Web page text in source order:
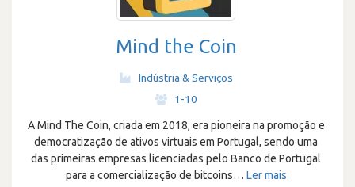
Mind the Coin
Indústria & Serviços
1-10
A Mind The Coin, criada em 2018, era pioneira na promoção e
democratização de ativos virtuais em Portugal, sendo uma
das primeiras empresas licenciadas pelo Banco de Portugal
para a comercialização de bitcoins… Ler mais